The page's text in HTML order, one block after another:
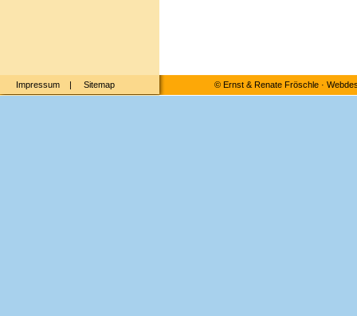
Impressum | Sitemap © Ernst & Renate Fröschle·